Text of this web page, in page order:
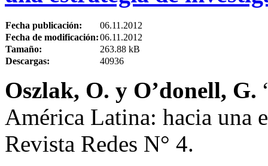
Fecha publicación:
06.11.2012
Fecha de modificación:06.11.2012
Tamaño:
263.88 kB
Descargas:
40936
Oszlak, O. y O’donell, G.
América Latina: hacia una
Revista Redes N° 4.